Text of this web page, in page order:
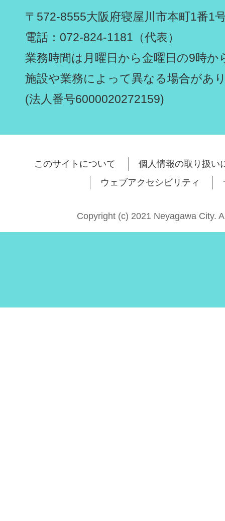
〒572-8555大阪府寝屋川市本町1番1
電話：072-824-1181（代表）
業務時間は月曜日から金曜日の9時か
施設や業務によって異なる場合があ
(法人番号6000020272159)
このサイトについて
個人情報の取り扱い
ウェブアクセシビリティ
Copyright (c) 2021 Neyagawa City.